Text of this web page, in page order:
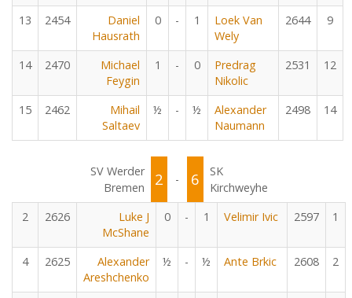
13 2454
Daniel
Hausrath
0 - 1
Loek Van
Wely
2644 9
14 2470
Michael
Feygin
1 - 0
Predrag
Nikolic
2531 12
15 2462
Mihail
Saltaev
½ - ½
Alexander
Naumann
2498 14
SV Werder
Bremen
2 - 6
SK
Kirchweyhe
2
2626
Luke J
McShane
0 - 1 Velimir Ivic 2597 1
4 2625
Alexander
Areshchenko
½ - ½ Ante Brkic 2608 2